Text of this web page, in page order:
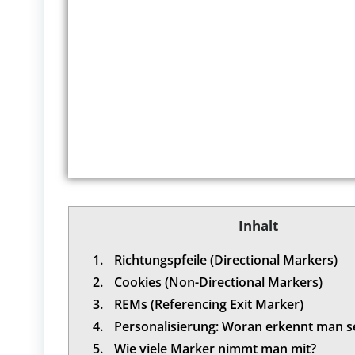
Inhalt
1.
Richtungspfeile (Directional Markers)
2.
Cookies (Non-Directional Markers)
3.
REMs (Referencing Exit Marker)
4.
Personalisierung: Woran erkennt man
5.
Wie viele Marker nimmt man mit?